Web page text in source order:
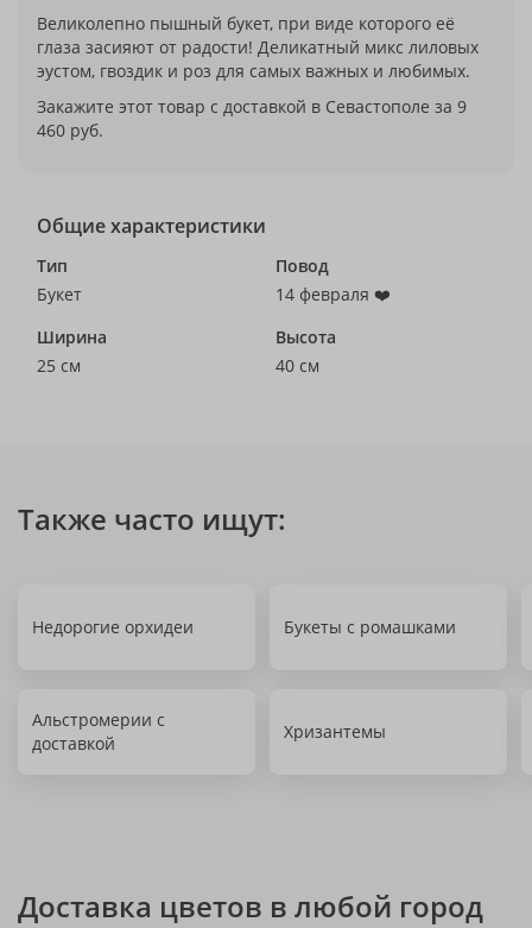
Великолепно пышный букет, при виде которого её
глаза засияют от радости! Деликатный микс лиловых
эустом, гвоздик и роз для самых важных и любимых.
Закажите этот товар с доставкой в Севастополе за 9
460 руб.
Общие характеристики
Тип
Букет
Повод
14 февраля ❤️
Ширина
25 см
Высота
40 см
Также часто ищут:
Недорогие орхидеи Букеты с ромашками
Альстромерии с
доставкой
Хризантемы
Доставка цветов в любой город